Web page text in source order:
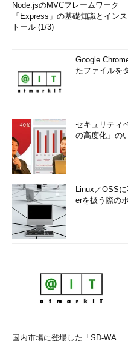
Node.jsのMVCフレームワーク
「Express」の基礎知識とインス
トール (1/3)
Google
たファイルを
セキュリティ
の高度化」の
Linux／OSS
erを扱う際の
国内市場に登場した「SD-WA